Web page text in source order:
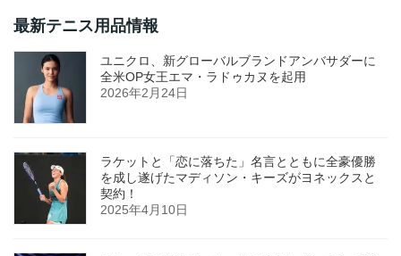
最新テニス用品情報
ユニクロ、新グローバルブランドアンバサダーに
全米OP女王エマ・ラドゥカヌを起用
2026年2月24日
ラケットと「恋に落ちた」名言とともに全豪優勝
を成し遂げたマディソン・キーズがヨネックスと
契約！
2025年4月10日